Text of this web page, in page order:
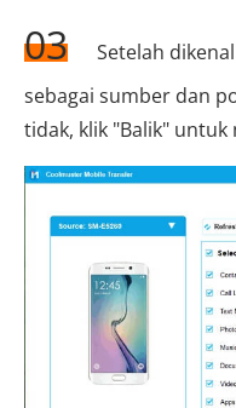
03
Setelah
sebagai sumber dan
tidak, klik "Balik" untuk